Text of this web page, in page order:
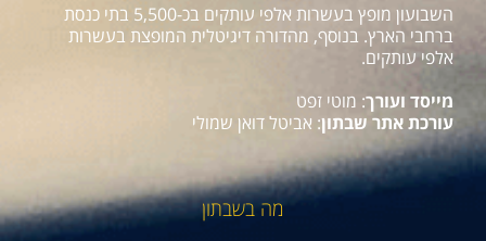
השבועון מופץ בעשרות אלפי עותקים בכ-5,500 בתי כנסת
ברחבי הארץ. בנוסף, מהדורה דיגיטלית המופצת בעשרות
אלפי עותקים.
מייסד ועורך: מוטי זפט
עורכת אתר שבתון: אביטל דואן שמולי
מה בשבתון